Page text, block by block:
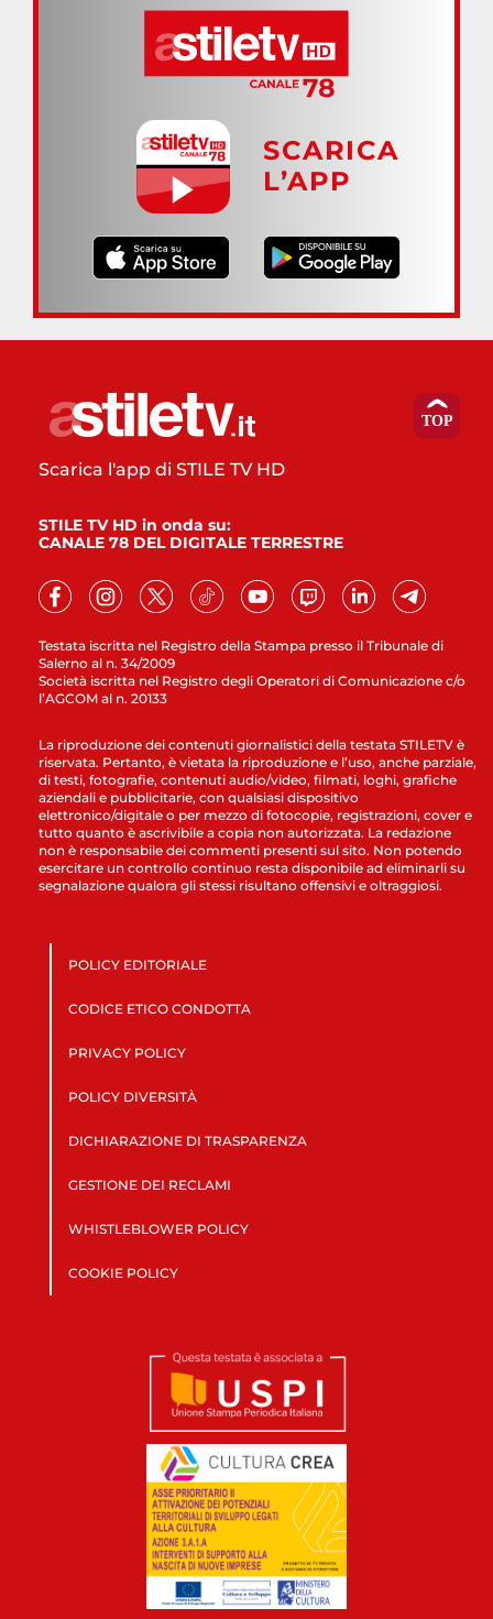
SCARICA
L’APP
Testata iscritta nel Registro della Stampa presso il Tribunale di
Salerno al n. 34/2009
Società iscritta nel Registro degli Operatori di Comunicazione c/o
l’AGCOM al n. 20133
Scarica l'app di STILE TV HD
STILE TV HD in onda su:
CANALE 78 DEL DIGITALE TERRESTRE
La riproduzione dei contenuti giornalistici della testata STILETV è
riservata. Pertanto, è vietata la riproduzione e l’uso, anche parziale,
di testi, fotografie, contenuti audio/video, filmati, loghi, grafiche
aziendali e pubblicitarie, con qualsiasi dispositivo
elettronico/digitale o per mezzo di fotocopie, registrazioni, cover e
tutto quanto è ascrivibile a copia non autorizzata. La redazione
non è responsabile dei commenti presenti sul sito. Non potendo
esercitare un controllo continuo resta disponibile ad eliminarli su
segnalazione qualora gli stessi risultano offensivi e oltraggiosi.
POLICY EDITORIALE
CODICE ETICO CONDOTTA
PRIVACY POLICY
POLICY DIVERSITÀ
DICHIARAZIONE DI TRASPARENZA
GESTIONE DEI RECLAMI
WHISTLEBLOWER POLICY
COOKIE POLICY